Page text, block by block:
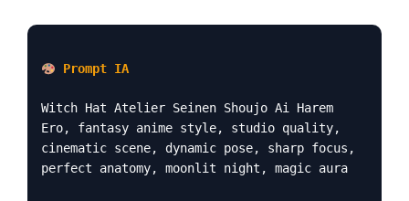
Prompt IA
Witch Hat Atelier Seinen Shoujo Ai Harem
Ero, fantasy anime style, studio quality,
cinematic scene, dynamic pose, sharp focus,
perfect anatomy, moonlit night, magic aura